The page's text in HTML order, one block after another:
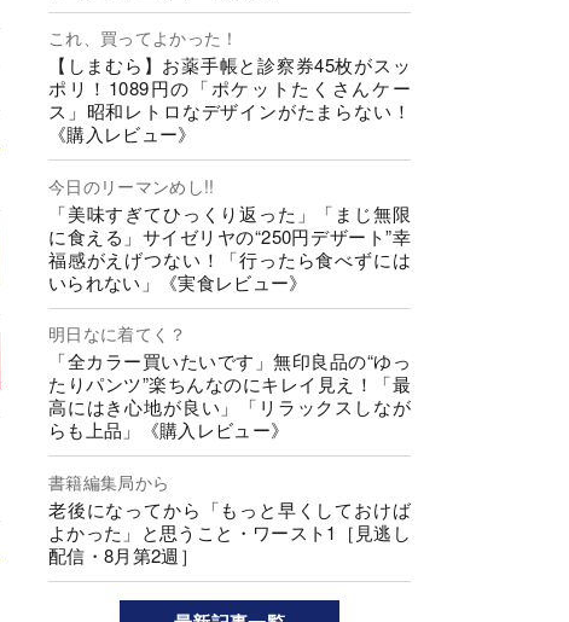
これ、買ってよかった！
【しまむら】お薬手帳と診察券45枚がスッ
ポリ！1089円の「ポケットたくさんケー
ス」昭和レトロなデザインがたまらない！
《購入レビュー》
今日のリーマンめし!!
「美味すぎてひっくり返った」「まじ無限
に食える」サイゼリヤの“250円デザート”幸
福感がえげつない！「行ったら食べずには
いられない」《実食レビュー》
明日なに着てく？
「全カラー買いたいです」無印良品の“ゆっ
たりパンツ”楽ちんなのにキレイ見え！「最
高にはき心地が良い」「リラックスしなが
らも上品」《購入レビュー》
書籍編集局から
老後になってから「もっと早くしておけば
よかった」と思うこと・ワースト1［見逃し
配信・8月第2週］